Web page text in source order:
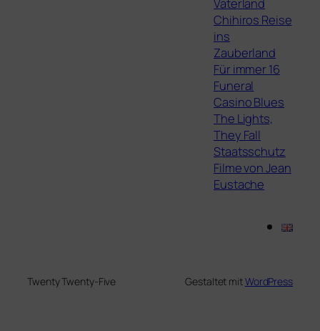
Chihiros Reise
ins
Zauberland
Für immer 16
Funeral
Casino Blues
The Lights,
They Fall
Staatsschutz
Filme von Jean
Eustache
Twenty Twenty-Five Gestaltet mitWordPress